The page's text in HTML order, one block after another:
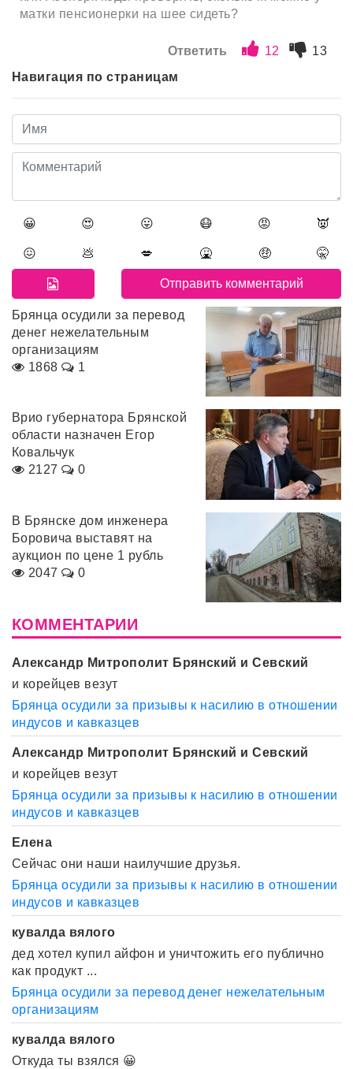
матки пенсионерки на шее сидеть?
Ответить 12
13
Навигация по страницам
😀 😍 😛 😷 😡 👿
😖 💩 💋 🤮 🤑 🤫
Брянца осудили за перевод
денег нежелательным
организациям
1868
1
Врио губернатора Брянской
области назначен Егор
Ковальчук
2127
0
В Брянске дом инженера
Боровича выставят на
аукцион по цене 1 рубль
2047
0
КОММЕНТАРИИ
Александр Митрополит Брянский и Севский
и корейцев везут
Брянца осудили за призывы к насилию в отношении
индусов и кавказцев
Александр Митрополит Брянский и Севский
и корейцев везут
Брянца осудили за призывы к насилию в отношении
индусов и кавказцев
Елена
Сейчас они наши наилучшие друзья.
Брянца осудили за призывы к насилию в отношении
индусов и кавказцев
кувалда вялого
дед хотел купил айфон и уничтожить его публично
как продукт ...
Брянца осудили за перевод денег нежелательным
организациям
кувалда вялого
Откуда ты взялся 😀